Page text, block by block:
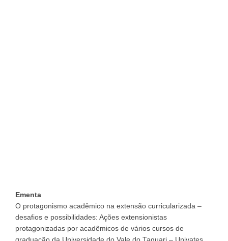
Ementa
O protagonismo acadêmico na extensão curricularizada –
desafios e possibilidades: Ações extensionistas
protagonizadas por acadêmicos de vários cursos de